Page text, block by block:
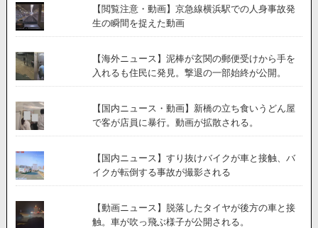
【閲覧注意・動画】京急線横浜駅での人身事故発
生の瞬間を捉えた動画
【海外ニュース】泥棒が玄関の郵便受けから手を
入れるも住民に発見。撃退の一部始終が公開。
【国内ニュース・動画】新橋の立ち食いうどん屋
で客が店員に暴行。動画が拡散される。
【国内ニュース】すり抜けバイクが車と接触、バ
イクが転倒する事故が撮影される
【動画ニュース】脱落したタイヤが後方の車と接
触。車が吹っ飛ぶ様子が公開される。